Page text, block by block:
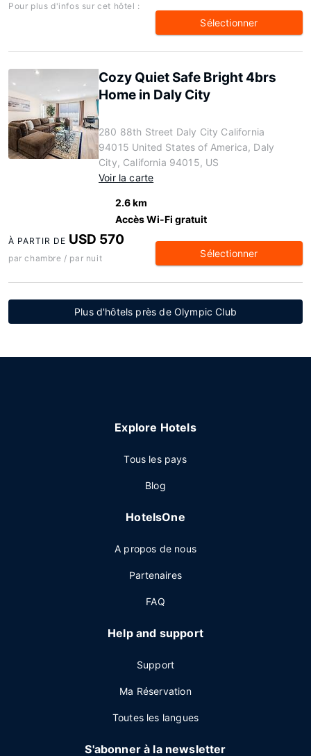
Pour plus d'infos sur cet hôtel :
Sélectionner
Cozy Quiet Safe Bright 4brs
Home in Daly City
280 88th Street Daly City California
94015 United States of America, Daly
City, California 94015, US
Voir la carte
2.6 km
Accès Wi-Fi gratuit
À PARTIR DE USD 570
par chambre / par nuit Sélectionner
Plus d'hôtels près de Olympic Club
Explore Hotels
Tous les pays
Blog
HotelsOne
A propos de nous
Partenaires
FAQ
Help and support
Support
Ma Réservation
Toutes les langues
S'abonner à la newsletter